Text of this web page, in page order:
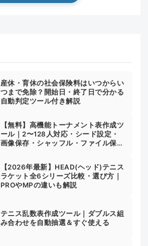
産休・育休の社会保険料はいつからい
つまで免除？開始日・終了日で分かる
自動判定ツール付き解説
【無料】高機能トーナメント表作成ツ
ール｜2〜128人対応・シード設定・
画像保存・シャッフル・ファイル保存
【2026年最新】HEAD(ヘッド)テニス
ラケット全6シリーズ比較・選び方｜
PROやMPの違いも解説
テニス乱数表作成ツール｜ダブルス組
み合わせを自動抽選＆すぐ使える